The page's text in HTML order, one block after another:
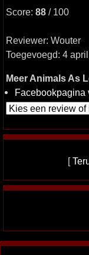
Score: 88 / 100
Reviewer: Wouter
Toegevoegd: 4
Meer Animals As
Facebookpagina
[